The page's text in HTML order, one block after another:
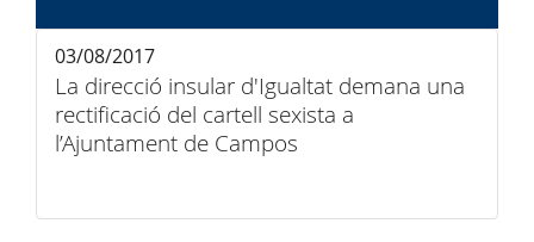
La direcció insular d'Igualtat demana una
rectificació del cartell sexista a
l’Ajuntament de Campos
03/08/2017